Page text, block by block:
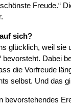
Freude.“
sich?
glücklich, weil sie
bevorsteht. Dabei
die Vorfreude
selbst. Und das
bevorstehendes